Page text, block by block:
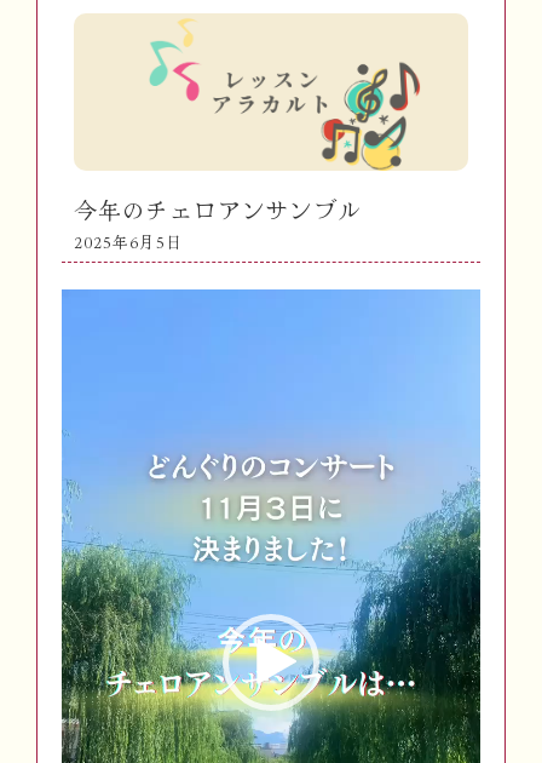
今年のチェロアンサンブル
2025年6月5日
ー
ヤ
ー